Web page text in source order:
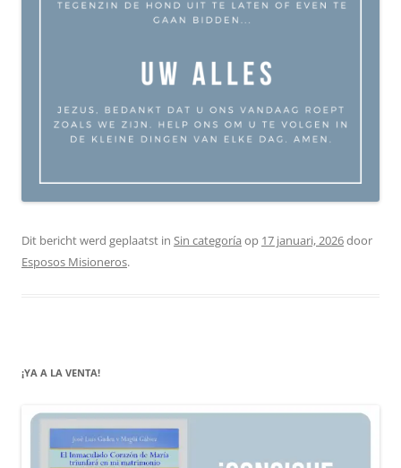
Dit bericht werd geplaatst in Sin categoría op 17 januari, 2026door
Esposos Misioneros.
¡YA A LA VENTA!